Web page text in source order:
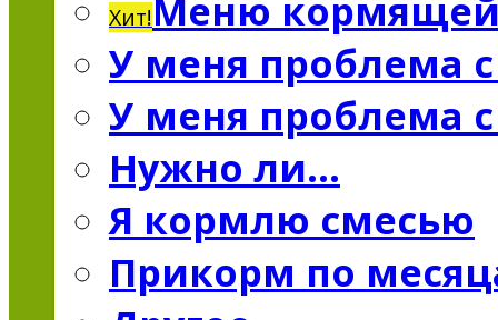
Хит!Меню
У меня проблема
У меня проблема
Нужно ли…
Я кормлю смесью
Прикорм по